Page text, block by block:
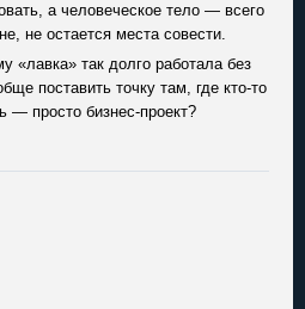
а человеческое тело — всего
не остается места совести.
«лавка» так долго работала без
поставить точку там, где кто-то
— просто бизнес-проект?